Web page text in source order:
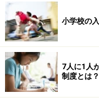
小学校の
7人に1人
制度とは？